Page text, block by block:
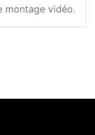
montage vidéo.